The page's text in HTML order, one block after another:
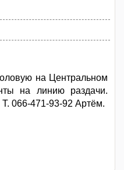
на Центральном
на линию раздачи.
066-471-93-92 Артём.